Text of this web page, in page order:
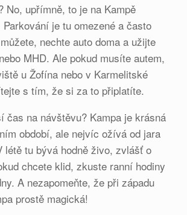
No, upřímně, to je na Kampě
je tu omezené a často
nechte auto doma a užijte
MHD. Ale pokud musíte autem,
u Žofína nebo v Karmelitské
s tím, že si za to připlatíte.
čas na návštěvu? Kampa je krásná
období, ale nejvíc ožívá od jara
létě tu bývá hodně živo, zvlášť o
chcete klid, zkuste ranní hodiny
A nezapomeňte, že při západu
prostě magická!